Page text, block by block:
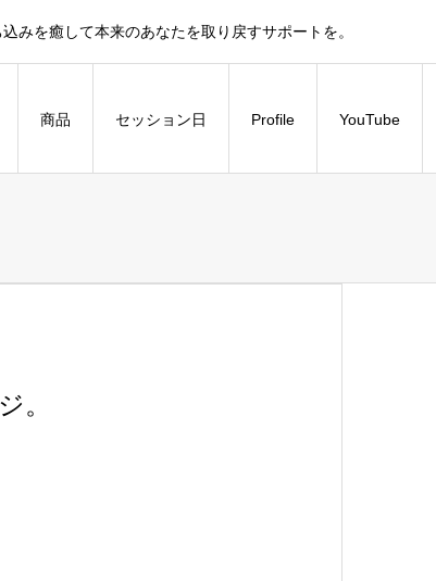
みを癒して本来のあなたを取り戻すサポートを。
商品 セッション日 Profile YouTube
。